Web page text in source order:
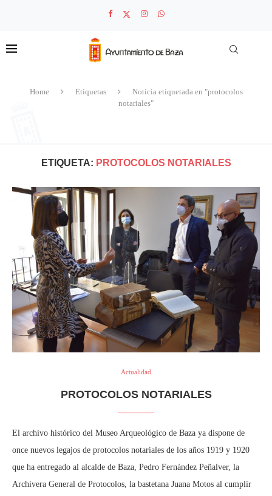
Home Etiquetas
Noticia etiquetada en "protocolos
notariales"
ETIQUETA: PROTOCOLOS NOTARIALES
Actualidad
PROTOCOLOS NOTARIALES
El archivo histórico del Museo Arqueológico de Baza ya dispone de
once nuevos legajos de protocolos notariales de los años 1919 y 1920
que ha entregado al alcalde de Baza, Pedro Fernández Peñalver, la
Archivera General de Protocolos, la bastetana Juana Motos al cumplir